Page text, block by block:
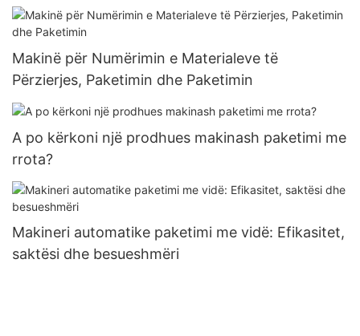
Makinë për Numërimin e Materialeve të
Përzierjes, Paketimin dhe Paketimin
A po kërkoni një prodhues makinash paketimi me
rrota?
Makineri automatike paketimi me vidë: Efikasitet,
saktësi dhe besueshmëri